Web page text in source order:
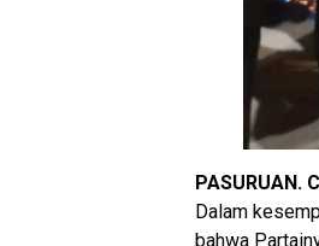
PASURUAN.
Dalam
bahwa